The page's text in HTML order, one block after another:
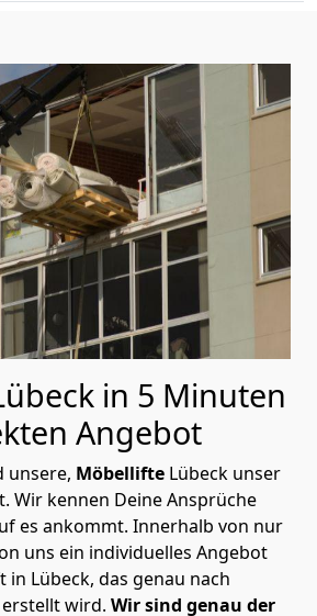
in 5 Minuten
Angebot
unsere, Möbellifte Lübeck unser
Wir kennen Deine Ansprüche
es ankommt. Innerhalb von nur
uns ein individuelles Angebot
Lübeck, das genau nach
wird. Wir sind genau der